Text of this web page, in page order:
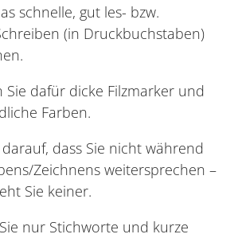
schnelle, gut les- bzw.
(in Druckbuchstaben)
Sie dafür dicke Filzmarker und
Farben.
dass Sie nicht während
Zeichnens weitersprechen –
Sie keiner.
nur Stichworte und kurze